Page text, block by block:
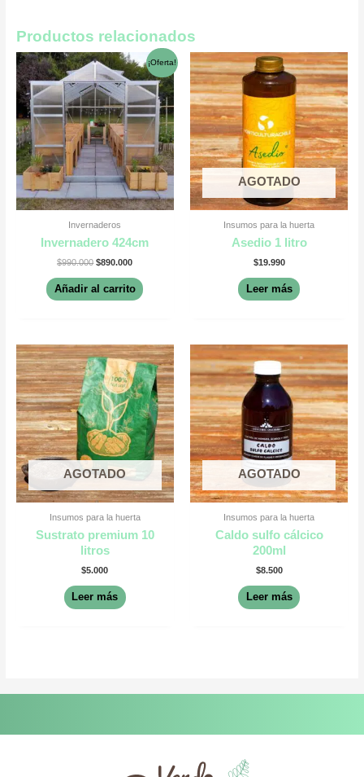
Productos relacionados
¡Oferta!
Invernaderos
Invernadero 424cm
$990.000
El
precio
original
era:
$990.000.
$890.000
precio
actual
es:
$890.000.
Añadir al carrito
AGOTADO
Insumos para la huerta
Asedio 1 litro
$19.990
Leer más
AGOTADO
Insumos para la huerta
Sustrato premium 10
litros
$5.000
Leer más
AGOTADO
Insumos para la huerta
Caldo sulfo cálcico
200ml
$8.500
Leer más